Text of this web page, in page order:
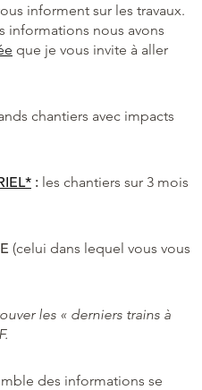
informent sur les travaux.
informations nous avons
que je vous invite à aller
chantiers avec impacts
: les chantiers sur 3 mois
(celui dans lequel vous vous
les « derniers trains à
des informations se